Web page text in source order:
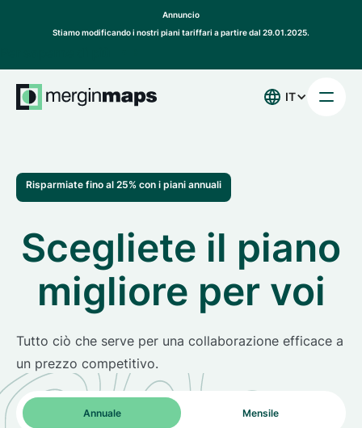
Annuncio
Stiamo modificando i nostri piani tariffari a partire dal 29.01.2025.
IT
Risparmiate fino al 25% con i piani annuali
Scegliete il piano
migliore per voi
Tutto ciò che serve per una collaborazione efficace a
un prezzo competitivo.
Annuale Mensile